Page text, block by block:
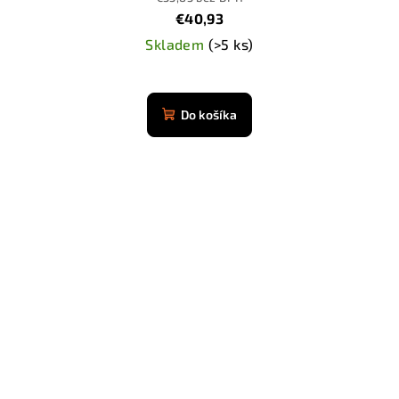
€40,93
Skladem (>5 ks)
Do košíka